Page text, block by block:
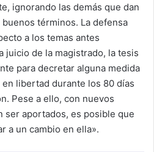
ignorando las demás que dan
términos. La defensa
a los temas antes
juicio de la magistrado, la tesis
para decretar alguna medida
libertad durante los 80 días
Pese a ello, con nuevos
ser aportados, es posible que
a un cambio en ella».